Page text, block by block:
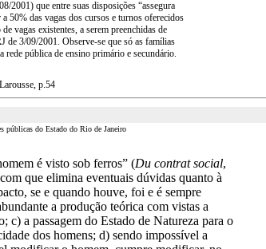
2001) que entre suas disposições “assegura
50% das vagas dos cursos e turnos oferecidos
vagas existentes, a serem preenchidas de
de 3/09/2001. Observe-se que só as famílias
pública de ensino primário e secundário.
p.54
públicas do Estado do Rio de Janeiro
é visto sob ferros” (Du contrat social,
que elimina eventuais dúvidas quanto à
se e quando houve, foi e é sempre
a produção teórica com vistas a
c) a passagem do Estado de Natureza para o
dos homens; d) sendo impossível a